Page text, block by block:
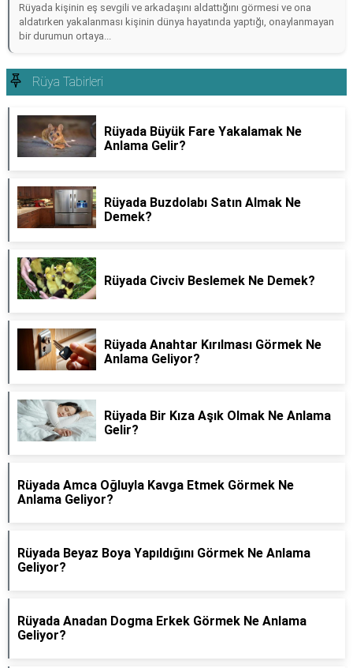
Rüyada kişinin eş sevgili ve arkadaşını aldattığını görmesi ve ona
aldatırken yakalanması kişinin dünya hayatında yaptığı, onaylanmayan
bir durumun ortaya...
Rüya Tabirleri
Rüyada Büyük Fare Yakalamak Ne
Anlama Gelir?
Rüyada Buzdolabı Satın Almak Ne
Demek?
Rüyada Civciv Beslemek Ne Demek?
Rüyada Anahtar Kırılması Görmek Ne
Anlama Geliyor?
Rüyada Bir Kıza Aşık Olmak Ne Anlama
Gelir?
Rüyada Amca Oğluyla Kavga Etmek Görmek Ne
Anlama Geliyor?
Rüyada Beyaz Boya Yapıldığını Görmek Ne Anlama
Geliyor?
Rüyada Anadan Dogma Erkek Görmek Ne Anlama
Geliyor?